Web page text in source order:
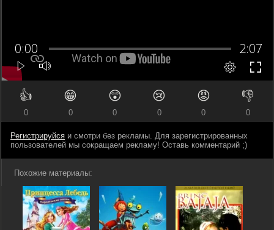
👍
0
😁
0
😲
0
😢
0
😡
0
👎
0
Регистрируйся и смотри без рекламы. Для зарегистрированных
пользователей мы сокращаем рекламу! Оставь комментарий ;)
Похожие материалы: